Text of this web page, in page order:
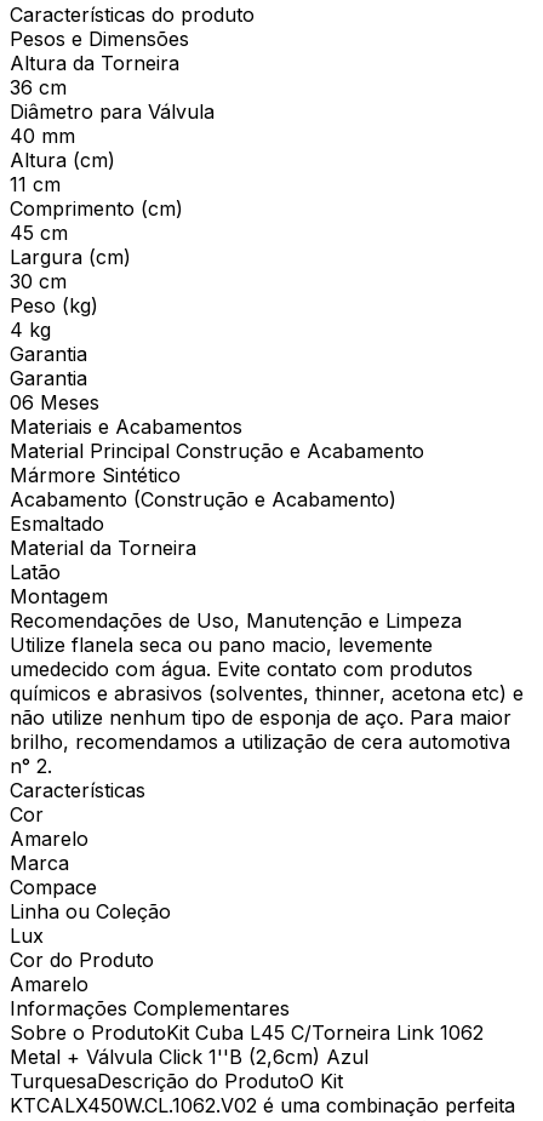
Características do produto
Pesos e Dimensões
Altura da Torneira
36 cm
Diâmetro para Válvula
40 mm
Altura (cm)
11 cm
Comprimento (cm)
45 cm
Largura (cm)
30 cm
Peso (kg)
4 kg
Garantia
Garantia
06 Meses
Materiais e Acabamentos
Material Principal Construção e Acabamento
Mármore Sintético
Acabamento (Construção e Acabamento)
Esmaltado
Material da Torneira
Latão
Montagem
Recomendações de Uso, Manutenção e Limpeza
Utilize flanela seca ou pano macio, levemente
umedecido com água. Evite contato com produtos
químicos e abrasivos (solventes, thinner, acetona etc) e
não utilize nenhum tipo de esponja de aço. Para maior
brilho, recomendamos a utilização de cera automotiva
n° 2.
Características
Cor
Amarelo
Marca
Compace
Linha ou Coleção
Lux
Cor do Produto
Amarelo
Informações Complementares
Sobre o ProdutoKit Cuba L45 C/Torneira Link 1062
Metal + Válvula Click 1''B (2,6cm) Azul
TurquesaDescrição do ProdutoO Kit
KTCALX450W.CL.1062.V02 é uma combinação perfeita